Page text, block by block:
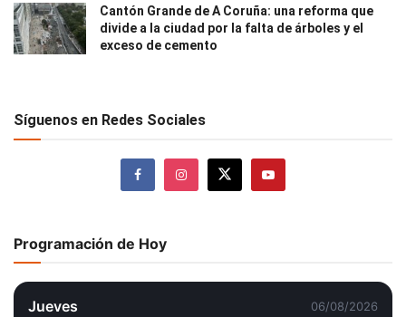
Cantón Grande de A Coruña: una reforma que
divide a la ciudad por la falta de árboles y el
exceso de cemento
Síguenos en Redes Sociales
Programación de Hoy
Jueves 06/08/2026